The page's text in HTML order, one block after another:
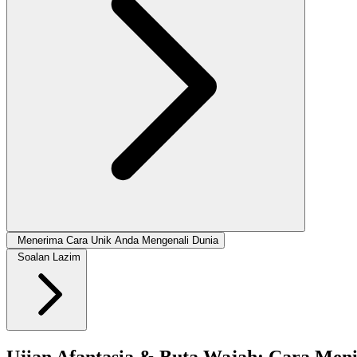
Menerima Cara Unik Anda Mengenali Dunia
Soalan Lazim